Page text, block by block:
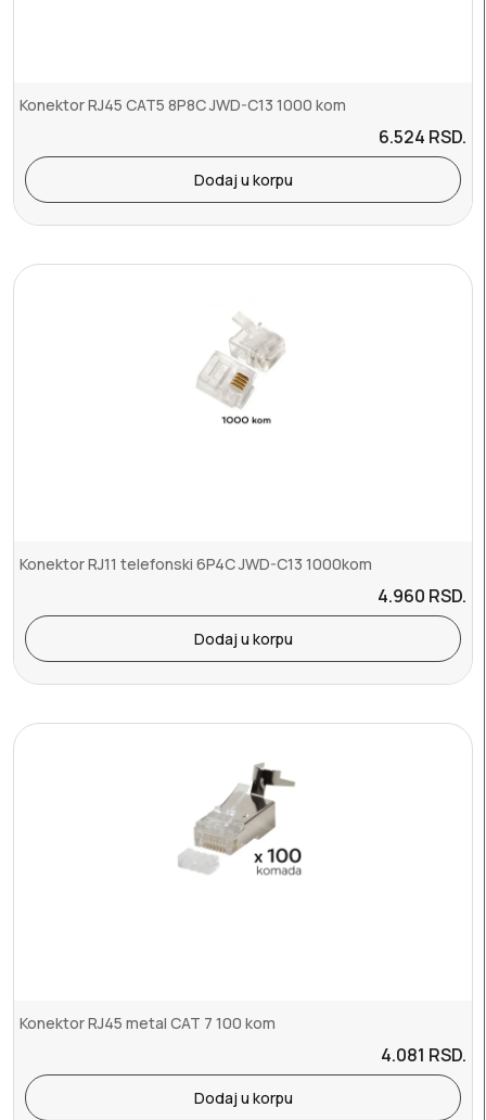
Konektor RJ45 CAT5 8P8C JWD-C13 1000 kom
6.524 RSD.
Dodaj u korpu
Konektor RJ11 telefonski 6P4C JWD-C13 1000kom
4.960 RSD.
Dodaj u korpu
Konektor RJ45 metal CAT 7 100 kom
4.081 RSD.
Dodaj u korpu